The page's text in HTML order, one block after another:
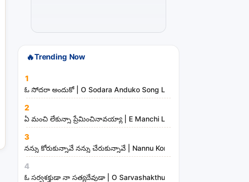
s
n
d
m
i
n
i
s
t
🔥Trending Now
1
ఓ సోదరా అందుకో | O Sodara Anduko Song Lyrics
2
ఏ మంచి లేకున్నా ప్రేమించినావయ్యా | E Manchi Lekunna
3
నన్ను కోరుకున్నావే నన్ను చేరుకున్నావే | Nannu Korukunnaave Nannu
4
ఓ సర్వశక్తుడా నా సత్యదేవుడా | O Sarvashakthudaa Naa Sathyadevudaa